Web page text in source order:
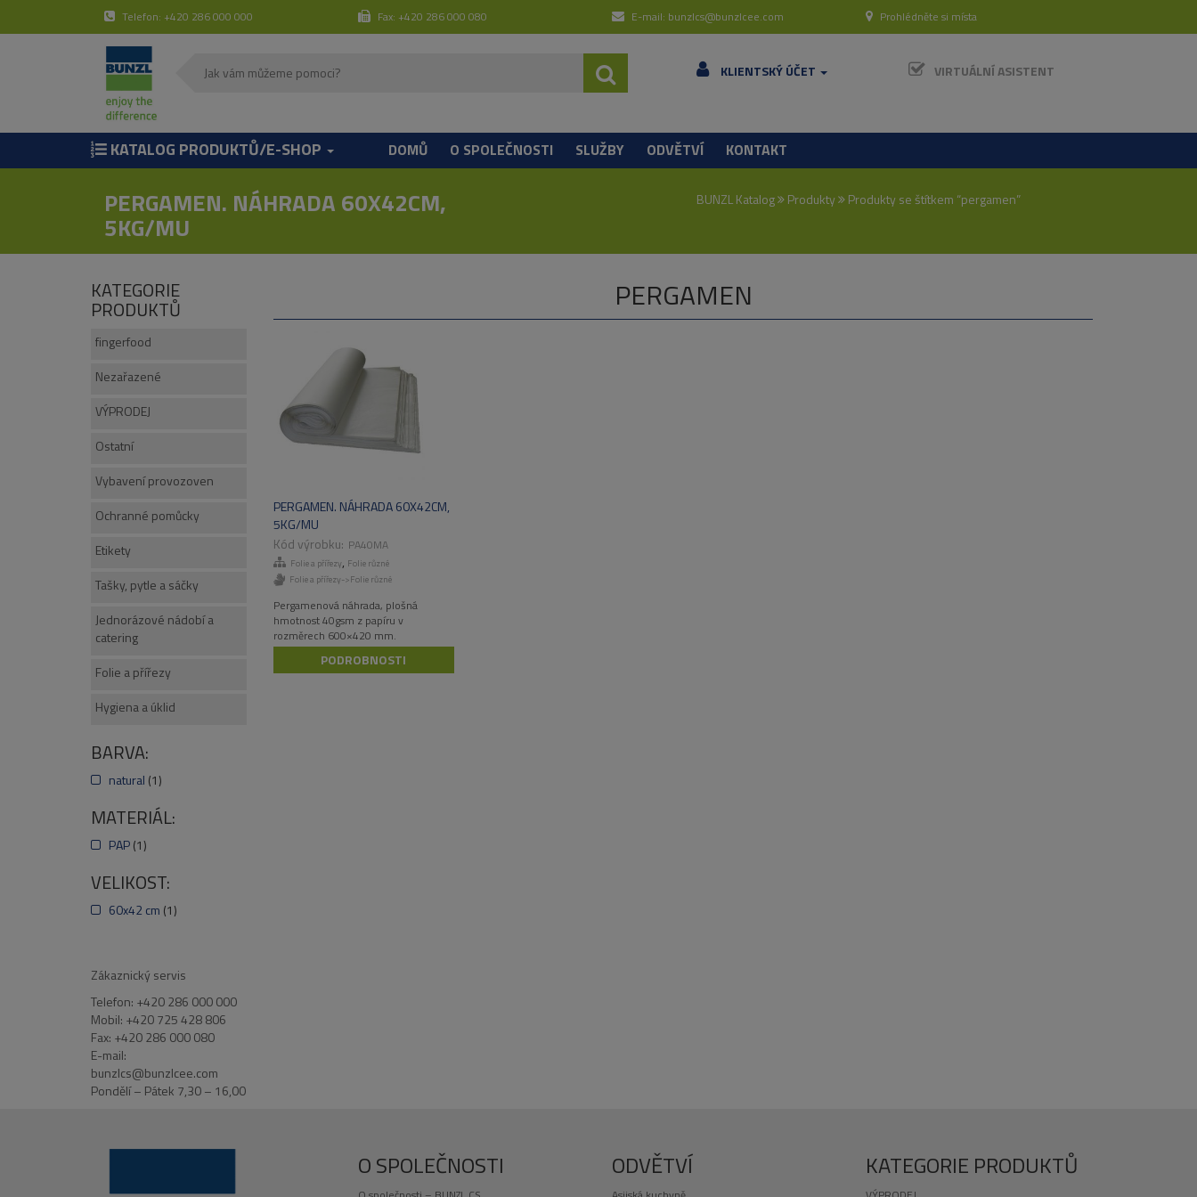
Telefon: +420 286 000 000 Fax: +420 286 000 080 E-mail: bunzlcs@bunzlcee.com Prohlédněte si místa
KLIENTSKÝ ÚČET VIRTUÁLNÍ ASISTENT
KATALOG PRODUKTŮ/E-SHOP DOMŮ O SPOLEČNOSTI SLUŽBY ODVĚTVÍ KONTAKT
PERGAMEN. NÁHRADA 60X42CM,
5KG/MU
BUNZL Katalog Produkty Produkty se štítkem “pergamen”
PERGAMEN
PERGAMEN. NÁHRADA 60X42CM,
5KG/MU
PA40MA
Folie a přířezy, Folie různé
Folie a přířezy->Folie různé
Pergamenová náhrada, plošná
hmotnost 40gsm z papíru v
rozměrech 600×420 mm.
PODROBNOSTI
KATEGORIE
PRODUKTŮ
fingerfood
Nezařazené
VÝPRODEJ
Ostatní
Vybavení provozoven
Ochranné pomůcky
Etikety
Tašky, pytle a sáčky
Jednorázové nádobí a
catering
Folie a přířezy
Hygiena a úklid
BARVA:
natural (1)
MATERIÁL:
PAP (1)
VELIKOST:
60x42 cm (1)
Zákaznický servis
Telefon: +420 286 000 000
Mobil: +420 725 428 806
Fax: +420 286 000 080
E-mail:
bunzlcs@bunzlcee.com
Pondělí – Pátek 7,30 – 16,00
O SPOLEČNOSTI ODVĚTVÍ KATEGORIE PRODUKTŮ